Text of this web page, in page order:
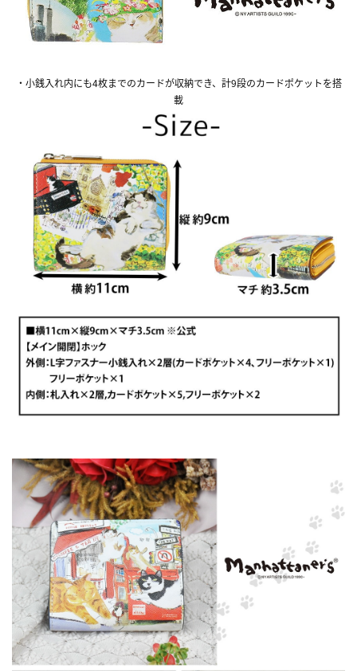
・小銭入れ内にも4枚までのカードが収納でき、計9段のカードポケットを搭
載